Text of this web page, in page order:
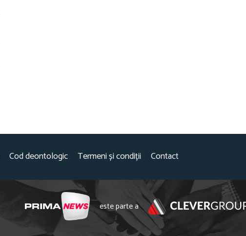
Cod deontologic Termeni și condiții Contact
este parte a